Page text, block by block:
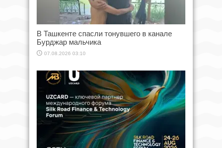
В Ташкенте спасли тонувшего в канале
Бурджар мальчика
07.08.2026 03:10